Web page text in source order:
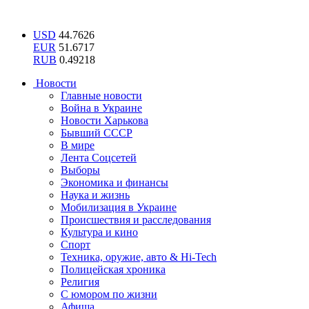
USD 44.7626
EUR 51.6717
RUB 0.49218
Новости
Главные новости
Война в Украине
Новости Харькова
Бывший СССР
В мире
Лента Соцсетей
Выборы
Экономика и финансы
Наука и жизнь
Мобилизация в Украине
Происшествия и расследования
Культура и кино
Спорт
Техника, оружие, авто & Hi-Tech
Полицейская хроника
Религия
С юмором по жизни
Афиша